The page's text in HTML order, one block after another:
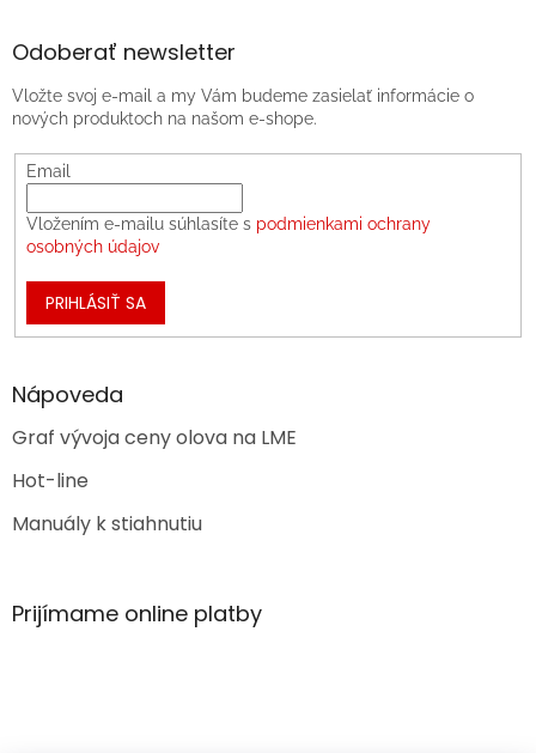
Odoberať newsletter
Vložte svoj e-mail a my Vám budeme zasielať informácie o
nových produktoch na našom e-shope.
Email
Vložením e-mailu súhlasíte s podmienkami ochrany
osobných údajov
PRIHLÁSIŤ SA
Nápoveda
Graf vývoja ceny olova na LME
Hot-line
Manuály k stiahnutiu
Prijímame online platby